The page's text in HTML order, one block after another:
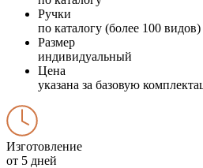
Ручки
по каталогу (более 100 видов)
Размер
индивидуальный
Цена
указана за базовую
Изготовление
от 5 дней